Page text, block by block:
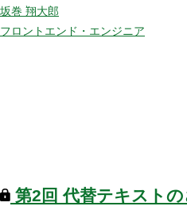
坂巻 翔大郎
フロントエンド・エンジニア
第2回 代替テキスト